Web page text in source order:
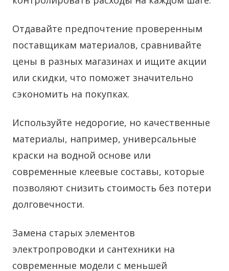
Отдавайте предпочтение проверенным
поставщикам материалов, сравнивайте
цены в разных магазинах и ищите акции
или скидки, что поможет значительно
сэкономить на покупках.
Используйте недорогие, но качественные
материалы, например, универсальные
краски на водной основе или
современные клеевые составы, которые
позволяют снизить стоимость без потери
долговечности.
Замена старых элементов
электропроводки и сантехники на
современные модели с меньшей